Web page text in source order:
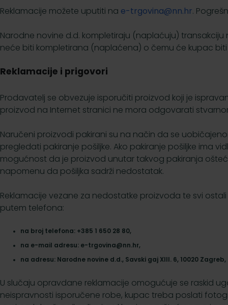
Reklamacije možete uputiti na e-trgovina@nn.hr.
Narodne novine d.d. kompletiraju (naplaćuju)
neće biti kompletirana (naplaćena) o čemu će kupac
Reklamacije i prigovori
Prodavatelj se obvezuje isporučiti proizvod koji je
proizvod na Internet stranici ne mora odgovarati
Naručeni proizvodi pakirani su na način da se
pregledati pakiranje pošiljke. Ako pakiranje pošiljke ima
mogućnost da je proizvod unutar takvog pakiranja
napomenu da pošiljka sadrži nedostatak.
Reklamacije vezane za nedostatke proizvoda te svi
putem telefona:
na broj telefona: +385 1 650 28 80,
na e-mail adresu: e-trgovina@nn.hr,
na adresu: Narodne novine d.d., Savski gaj XIII. 6, 10020
U slučaju opravdane reklamacije omogućuje se raskid
neispravnosti isporučene robe, kupac treba poslati